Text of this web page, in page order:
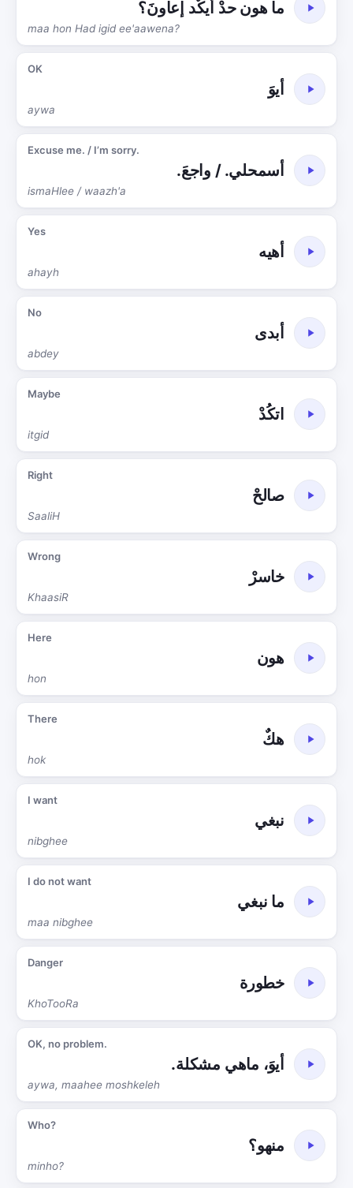
ما هون حدْ أيكٌد إعاونَ؟
maa hon Had igid ee'aawena?
OK
أيوَ
aywa
Excuse me. / I’m sorry.
أسمحلي. / واجعَ.
ismaHlee / waazh'a
Yes
أهيه
ahayh
No
أبدى
abdey
Maybe
اتكُدْ
itgid
Right
صالحْ
SaaliH
Wrong
خاسرْ
KhaasiR
Here
هون
hon
There
هكٌ
hok
I want
نبغي
nibghee
I do not want
ما نبغي
maa nibghee
Danger
خطورة
KhoTooRa
OK, no problem.
أيوَ، ماهي مشكلة.
aywa, maahee moshkeleh
Who?
منهو؟
minho?